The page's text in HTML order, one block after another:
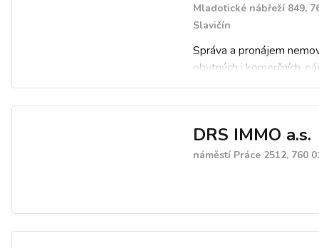
Mladotické nábřeží 849,
Slavičín
Správa a pronájem
obytných i komerčních,
družstevní domy.
dodávka tepla.
administrativní správu
Nabízíme také
DRS IMMO a.s.
náměstí Práce 2512, 760